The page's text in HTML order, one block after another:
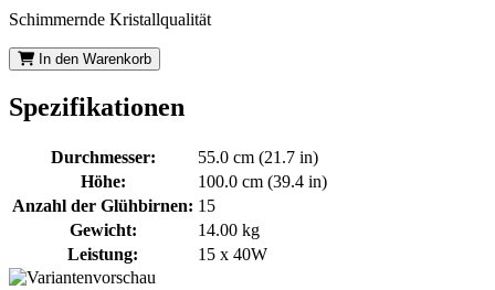
Schimmernde Kristallqualität
In den Warenkorb
Spezifikationen
Durchmesser:
55.0 cm (21.7 in)
Höhe:
100.0 cm (39.4 in)
Anzahl der Glühbirnen: 15
Gewicht:
14.00 kg
Leistung:
15 x 40W